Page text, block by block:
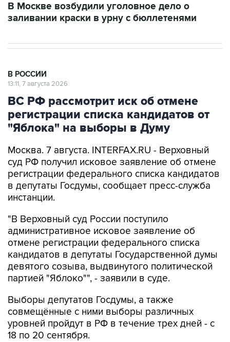
В Москве возбудили уголовное дело о
заливании краски в урну с бюллетенями
В РОССИИ
13:11, 7 августа 2026
ВС РФ рассмотрит иск об отмене
регистрации списка кандидатов от
"Яблока" на выборы в Думу
Москва. 7 августа. INTERFAX.RU - Верховный
суд РФ получил исковое заявление об отмене
регистрации федерального списка кандидатов
в депутаты Госдумы, сообщает пресс-служба
инстанции.
"В Верховный суд России поступило
административное исковое заявление об
отмене регистрации федерального списка
кандидатов в депутаты Государственной думы
девятого созыва, выдвинутого политической
партией "Яблоко"", - заявили в суде.
Выборы депутатов Госдумы, а также
совмещённые с ними выборы различных
уровней пройдут в РФ в течение трех дней - с
18 по 20 сентября.